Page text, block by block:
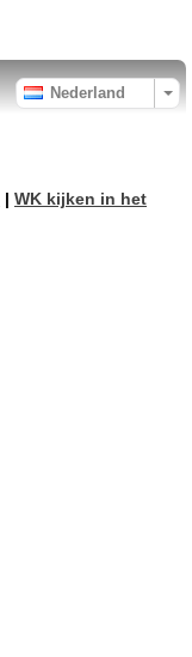
Nederland
| WK kijken in het